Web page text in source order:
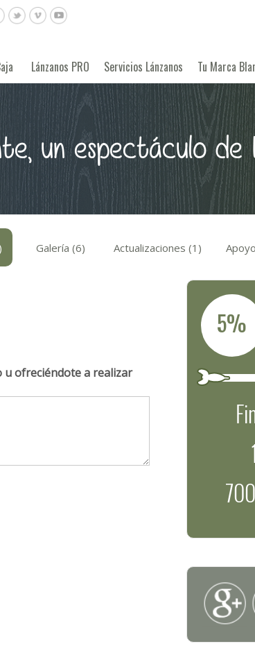
Lánzanos PRO Servicios Lánzanos Tu Marca
un espectáculo de
Galería (6) Actualizaciones (1)
ofreciéndote a realizar
5%